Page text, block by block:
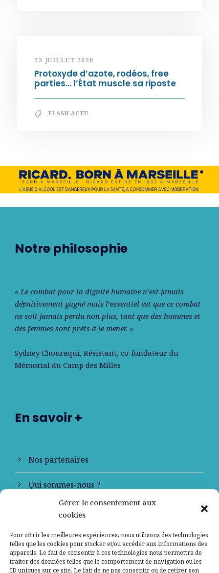
Gérer le consentement aux
cookies
Pour offrir les meilleures expériences, nous utilisons des technologies
telles que les cookies pour stocker et/ou accéder aux informations des
appareils. Le fait de consentir à ces technologies nous permettra de
traiter des données telles que le comportement de navigation ou les
ID uniques sur ce site. Le fait de ne pas consentir ou de retirer son
22 JUILLET 2026
Protoxyde d’azote, rodéos, free
parties… l’État muscle sa riposte
FLASH ACTU
Notre philosophie
« Le combat pour la dignité humaine n’est jamais
déﬁnitivement gagné mais l’essentiel est que ce combat
ne soit jamais perdu non plus, tant que des hommes et
des femmes sont prêts à le mener. »
Sydney Chouraqui, Résistant, co-fondateur du
Mémorial du Camp des Milles
En savoir +
Nos partenaires
Qui sommes-nous ?
Contactez-nous
Mentions légales
Politique de confidentialité